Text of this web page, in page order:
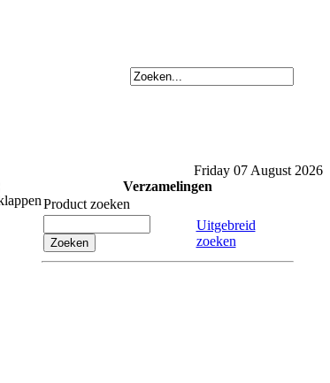
Friday 07 August 2026
Verzamelingen
Product zoeken
Uitgebreid
zoeken